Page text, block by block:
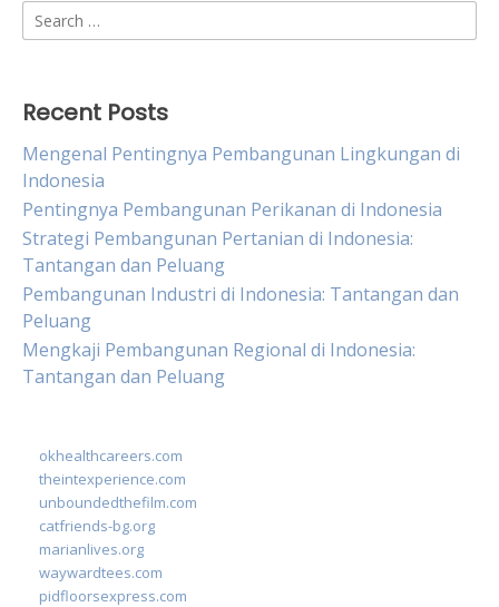
Search
for:
Recent Posts
Mengenal Pentingnya Pembangunan Lingkungan di
Indonesia
Pentingnya Pembangunan Perikanan di Indonesia
Strategi Pembangunan Pertanian di Indonesia:
Tantangan dan Peluang
Pembangunan Industri di Indonesia: Tantangan dan
Peluang
Mengkaji Pembangunan Regional di Indonesia:
Tantangan dan Peluang
okhealthcareers.com
theintexperience.com
unboundedthefilm.com
catfriends-bg.org
marianlives.org
waywardtees.com
pidfloorsexpress.com